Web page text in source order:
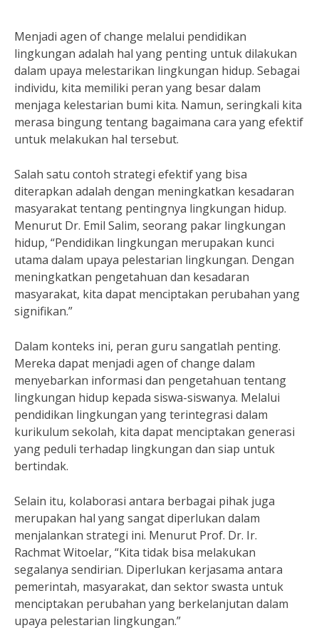
Menjadi agen of change melalui pendidikan
lingkungan adalah hal yang penting untuk dilakukan
dalam upaya melestarikan lingkungan hidup. Sebagai
individu, kita memiliki peran yang besar dalam
menjaga kelestarian bumi kita. Namun, seringkali kita
merasa bingung tentang bagaimana cara yang efektif
untuk melakukan hal tersebut.
Salah satu contoh strategi efektif yang bisa
diterapkan adalah dengan meningkatkan kesadaran
masyarakat tentang pentingnya lingkungan hidup.
Menurut Dr. Emil Salim, seorang pakar lingkungan
hidup, “Pendidikan lingkungan merupakan kunci
utama dalam upaya pelestarian lingkungan. Dengan
meningkatkan pengetahuan dan kesadaran
masyarakat, kita dapat menciptakan perubahan yang
signifikan.”
Dalam konteks ini, peran guru sangatlah penting.
Mereka dapat menjadi agen of change dalam
menyebarkan informasi dan pengetahuan tentang
lingkungan hidup kepada siswa-siswanya. Melalui
pendidikan lingkungan yang terintegrasi dalam
kurikulum sekolah, kita dapat menciptakan generasi
yang peduli terhadap lingkungan dan siap untuk
bertindak.
Selain itu, kolaborasi antara berbagai pihak juga
merupakan hal yang sangat diperlukan dalam
menjalankan strategi ini. Menurut Prof. Dr. Ir.
Rachmat Witoelar, “Kita tidak bisa melakukan
segalanya sendirian. Diperlukan kerjasama antara
pemerintah, masyarakat, dan sektor swasta untuk
menciptakan perubahan yang berkelanjutan dalam
upaya pelestarian lingkungan.”